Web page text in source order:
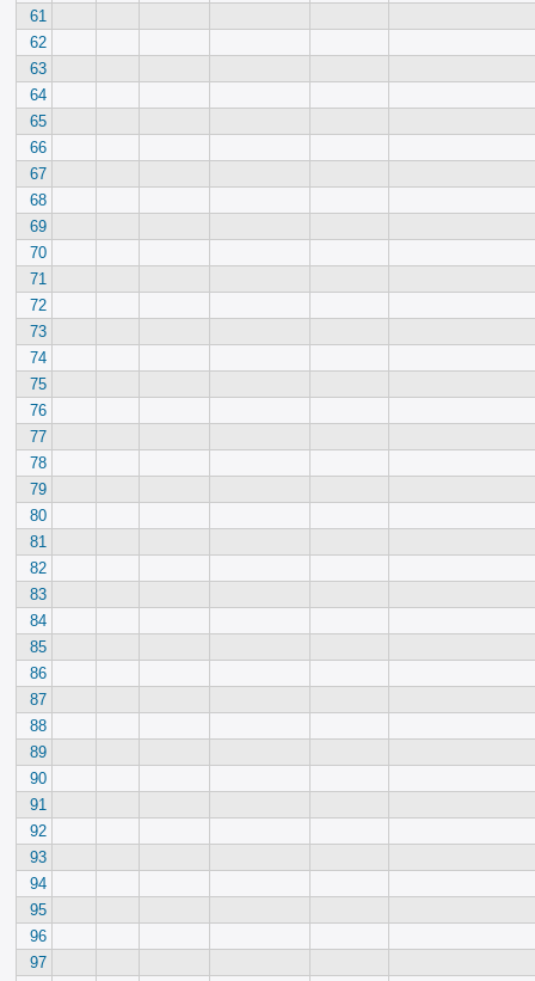
61
62
63
64
65
66
67
68
69
70
71
72
73
74
75
76
77
78
79
80
81
82
83
84
85
86
87
88
89
90
91
92
93
94
95
96
97